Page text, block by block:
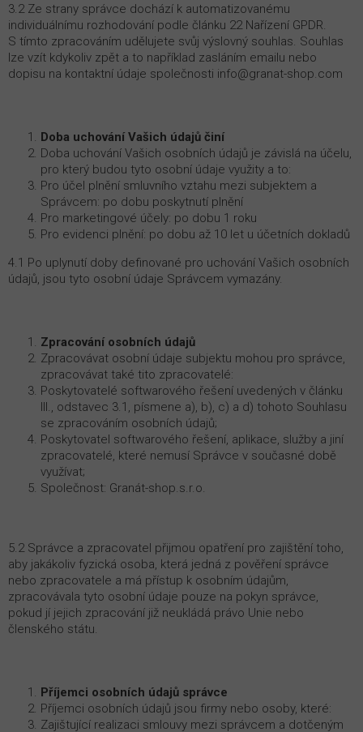
3.2 Ze strany správce dochází k automatizovanému
individuálnímu rozhodování podle článku 22 Nařízení GPDR.
S tímto zpracováním udělujete svůj výslovný souhlas. Souhlas
lze vzít kdykoliv zpět a to například zasláním emailu nebo
dopisu na kontaktní údaje společnosti info@granat-shop.com
Doba uchování Vašich údajů činí
Doba uchování Vašich osobních údajů je závislá na účelu,
pro který budou tyto osobní údaje využity a to:
Pro účel plnění smluvního vztahu mezi subjektem a
Správcem: po dobu poskytnutí plnění
Pro marketingové účely: po dobu 1 roku
Pro evidenci plnění: po dobu až 10 let u účetních dokladů
4.1 Po uplynutí doby definované pro uchování Vašich osobních
údajů, jsou tyto osobní údaje Správcem vymazány.
Zpracování osobních údajů
Zpracovávat osobní údaje subjektu mohou pro správce,
zpracovávat také tito zpracovatelé:
Poskytovatelé softwarového řešení uvedených v článku
III., odstavec 3.1, písmene a), b), c) a d) tohoto Souhlasu
se zpracováním osobních údajů;
Poskytovatel softwarového řešení, aplikace, služby a jiní
zpracovatelé, které nemusí Správce v současné době
využívat;
Společnost: Granát-shop.s.r.o.
5.2 Správce a zpracovatel přijmou opatření pro zajištění toho,
aby jakákoliv fyzická osoba, která jedná z pověření správce
nebo zpracovatele a má přístup k osobním údajům,
zpracovávala tyto osobní údaje pouze na pokyn správce,
pokud jí jejich zpracování již neukládá právo Unie nebo
členského státu.
Příjemci osobních údajů správce
Příjemci osobních údajů jsou firmy nebo osoby, které:
Zajištující realizaci smlouvy mezi správcem a dotčeným